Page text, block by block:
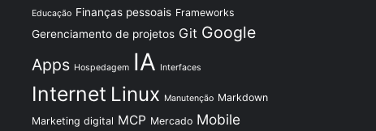
Educação Finanças pessoais Frameworks
Gerenciamento de projetos Git Google
Apps Hospedagem IA Interfaces
Internet Linux Manutenção Markdown
Marketing digital MCP Mercado Mobile